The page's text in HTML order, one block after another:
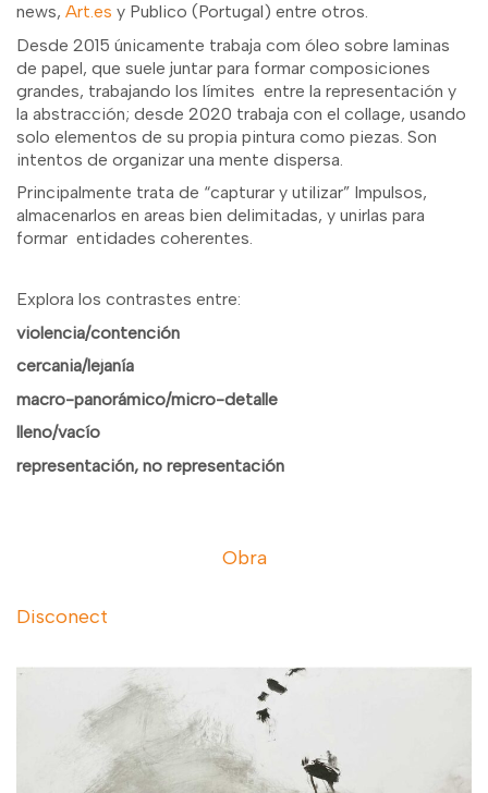
news, Art.es y Publico (Portugal) entre otros.
Desde 2015 únicamente trabaja com óleo sobre laminas
de papel, que suele juntar para formar composiciones
grandes, trabajando los límites entre la representación y
la abstracción; desde 2020 trabaja con el collage, usando
solo elementos de su propia pintura como piezas. Son
intentos de organizar una mente dispersa.
Principalmente trata de “capturar y utilizar” Impulsos,
almacenarlos en areas bien delimitadas, y unirlas para
formar entidades coherentes.
Explora los contrastes entre:
violencia/contención
cercania/lejanía
macro-panorámico/micro-detalle
lleno/vacío
representación, no representación
Obra
Disconect